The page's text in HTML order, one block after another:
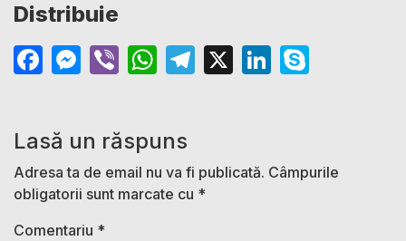
Distribuie
Facebook
Messenger
ViberWhatsApp
Telegram
X LinkedIn
Lasă un răspuns
Adresa ta de email nu va fi publicată. Câmpurile
obligatorii sunt marcate cu *
Comentariu *